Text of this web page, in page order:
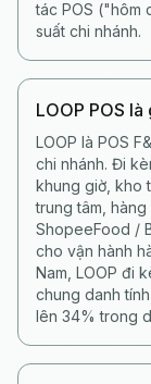
tác POS ("hôm
suất chi nhánh.
LOOP POS là
LOOP là POS
chi nhánh. Đi
khung giờ, kho
trung tâm,
ShopeeFood /
cho vận hành
Nam, LOOP đi
chung danh
lên 34% trong